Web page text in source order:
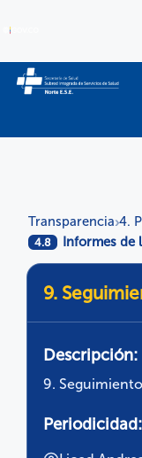
Transparencia›4.
4.8 Informes de
9.
Descripción:
9.
Periodicidad: